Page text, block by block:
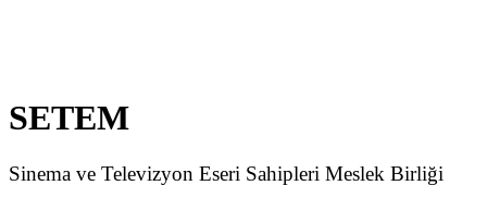
SETEM
Sinema ve Televizyon Eseri Sahipleri Meslek Birliği